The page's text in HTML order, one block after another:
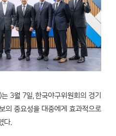
3월 7일, 한국야구위원회의 경기
의 중요성을 대중에게 효과적으로
다.